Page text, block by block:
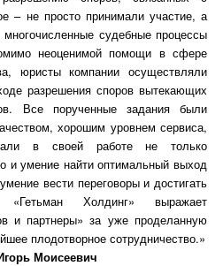
– не просто принимали участие, а
судебные процессы
неоценимой помощи в сфере
юристы компании осуществляли
разрешения споров вытекающих
Все порученные задания были
хорошим уровнем сервиса,
в своей работе не только
и умение найти оптимальный выход
вести переговоры и достигать
«Гетьман Холдинг» выражает
и партнеры» за уже проделанную
плодотворное сотрудничество.»
Моисеевич